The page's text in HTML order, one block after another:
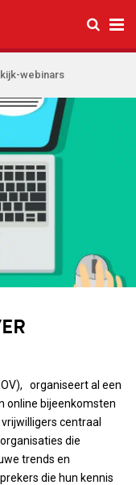
Open
webinars
organiseert al een
online bijeenkomsten
centraal
die
trends en
die hun kennis